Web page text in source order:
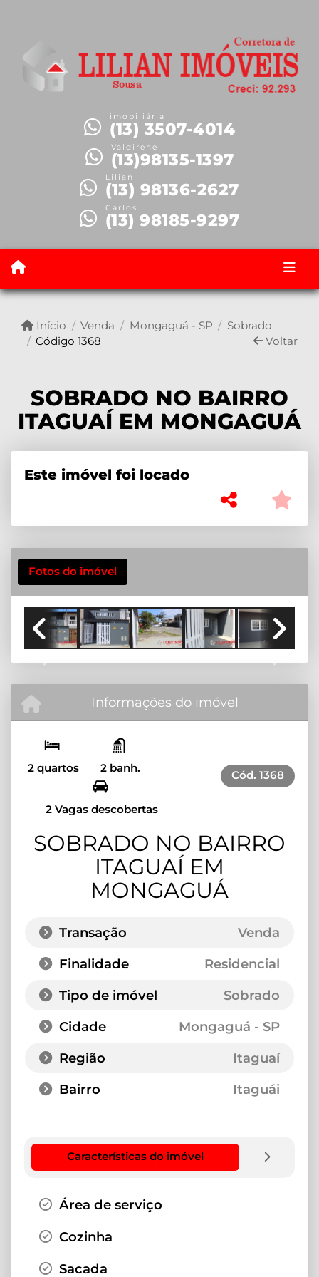
imobiliária
(13) 3507-4014
Valdirene
(13)98135-1397
Lilian
(13) 98136-2627
Carlos
(13) 98185-9297
Início Venda Mongaguá - SP
Sobrado
Código 1368
Voltar
SOBRADO NO BAIRRO
ITAGUAÍ EM MONGAGUÁ
Este imóvel foi locado
Fotos do imóvel
Informações do imóvel
2 quartos 2 banh.
2 Vagas descobertas
Cód. 1368
SOBRADO NO BAIRRO
ITAGUAÍ EM
MONGAGUÁ
Transação
Venda
Finalidade
Residencial
Tipo de imóvel
Sobrado
Cidade
Mongaguá - SP
Região
Itaguaí
Bairro
Itaguái
Características do imóvel
Área de serviço
Cozinha
Sacada